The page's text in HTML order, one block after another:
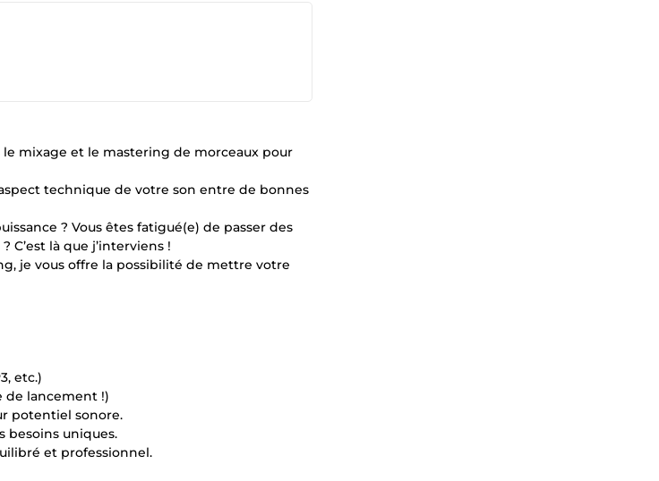
mixage et le mastering de morceaux pour
technique de votre son entre de bonnes
? Vous êtes fatigué(e) de passer des
là que j’interviens !
je vous offre la possibilité de mettre votre
etc.)
de lancement !)
potentiel sonore.
besoins uniques.
et professionnel.